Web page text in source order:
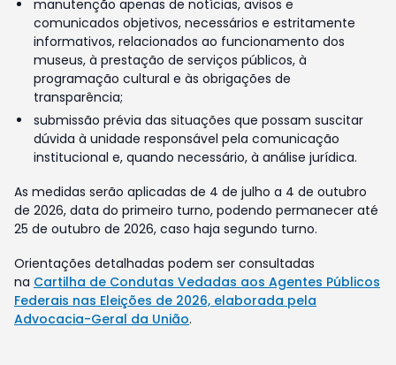
manutenção apenas de notícias, avisos e
comunicados objetivos, necessários e estritamente
informativos, relacionados ao funcionamento dos
museus, à prestação de serviços públicos, à
programação cultural e às obrigações de
transparência;
submissão prévia das situações que possam suscitar
dúvida à unidade responsável pela comunicação
institucional e, quando necessário, à análise jurídica.
As medidas serão aplicadas de 4 de julho a 4 de outubro
de 2026, data do primeiro turno, podendo permanecer até
25 de outubro de 2026, caso haja segundo turno.
Orientações detalhadas podem ser consultadas
na Cartilha de Condutas Vedadas aos Agentes Públicos
Federais nas Eleições de 2026, elaborada pela
Advocacia-Geral da União.